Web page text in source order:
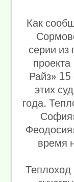
Как
серии из
Райз»
этих
года.
время